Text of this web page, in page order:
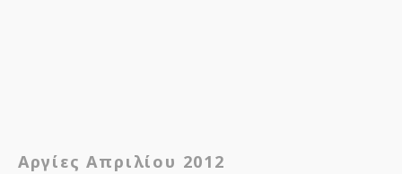
Αργίες Απριλίου 2012